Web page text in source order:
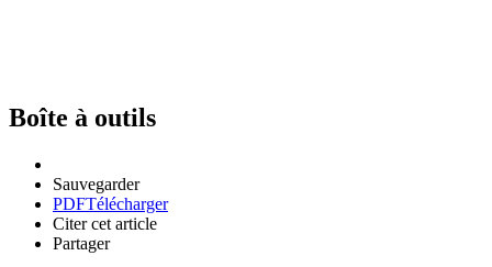
Boîte à outils
Sauvegarder
PDFTélécharger
Citer cet article
Partager